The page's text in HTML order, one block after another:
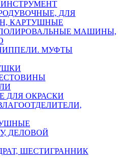
ДЛЯ
КАРТУШНЫЕ
МАШИНЫ,
МУФТЫ
ДЛЯ ОКРАСКИ
ДЕЛОВОЙ
ШЕСТИГРАННИК